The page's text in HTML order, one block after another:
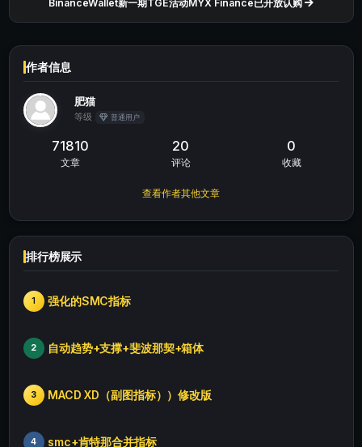
BinanceWallet新一期TGE活动MYX Finance已开放认购
作者信息
肥猫
等级 普通用户
71810
文章
20
评论
0
收藏
查看作者其他文章
排行榜展示
1 强化的SMC指标
2 自动趋势+支撑+斐波那契+箱体
3 MACD XD（副图指标））修改版
4 smc+肯特那合并指标